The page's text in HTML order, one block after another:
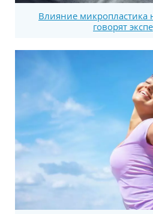
Влияние микропластика
говорят